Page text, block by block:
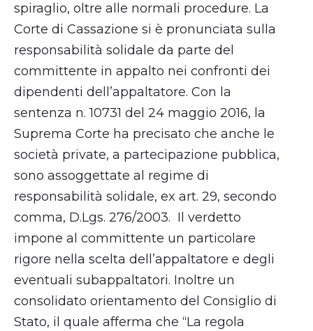
spiraglio, oltre alle normali procedure. La
Corte di Cassazione si è pronunciata sulla
responsabilità solidale da parte del
committente in appalto nei confronti dei
dipendenti dell’appaltatore. Con la
sentenza n. 10731 del 24 maggio 2016, la
Suprema Corte ha precisato che anche le
società private, a partecipazione pubblica,
sono assoggettate al regime di
responsabilità solidale, ex art. 29, secondo
comma, D.Lgs. 276/2003. Il verdetto
impone al committente un particolare
rigore nella scelta dell’appaltatore e degli
eventuali subappaltatori. Inoltre un
consolidato orientamento del Consiglio di
Stato, il quale afferma che “La regola